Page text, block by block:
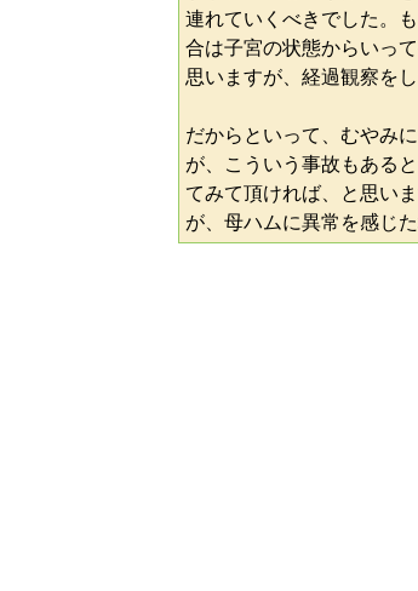
連れていくべきでした。
合は子宮の状態からいっ
思いますが、経過観察を
だからといって、むやみ
が、こういう事故もある
てみて頂ければ、と思い
が、母ハムに異常を感じ